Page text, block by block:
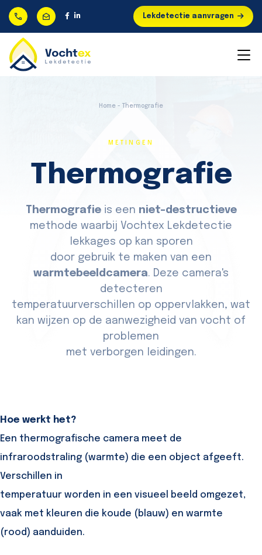
Lekdetectie aanvragen
Home - Thermografie
METINGEN
Thermografie
Thermografie is een niet-destructieve
methode waarbij Vochtex Lekdetectie
lekkages op kan sporen
door gebruik te maken van een
warmtebeeldcamera. Deze camera's
detecteren
temperatuurverschillen op oppervlakken, wat
kan wijzen op de aanwezigheid van vocht of
problemen
met verborgen leidingen.
Hoe werkt het?
Een thermografische camera meet de
infraroodstraling (warmte) die een object afgeeft.
Verschillen in
temperatuur worden in een visueel beeld omgezet,
vaak met kleuren die koude (blauw) en warmte
(rood) aanduiden.